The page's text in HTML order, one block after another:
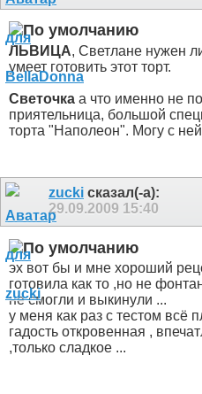
ЛЬВИЦА, Светлане нужен
умеет готовить этот торт.
Светочка а что именно не
приятельница, большой
торта "Наполеон". Могу с
zucki сказал(-а):
29.09.2009 15:40
эх вот бы и мне хороший
готовила как то ,но не
не смогли и выкинули ...
у меня как раз с тестом всё
гадость откровенная ,
,только сладкое ...